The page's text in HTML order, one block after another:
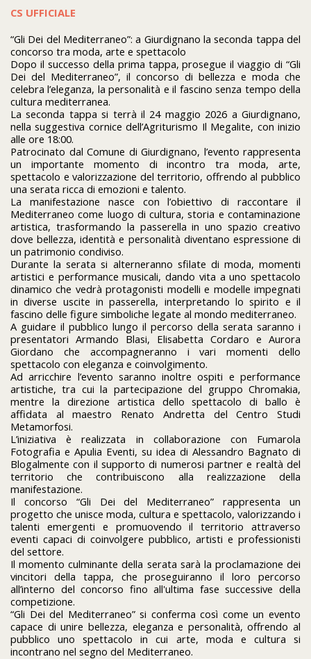
CS UFFICIALE
“Gli Dei del Mediterraneo”: a Giurdignano la seconda tappa del
concorso tra moda, arte e spettacolo
Dopo il successo della prima tappa, prosegue il viaggio di “Gli
Dei del Mediterraneo”, il concorso di bellezza e moda che
celebra l’eleganza, la personalità e il fascino senza tempo della
cultura mediterranea.
La seconda tappa si terrà il 24 maggio 2026 a Giurdignano,
nella suggestiva cornice dell’Agriturismo Il Megalite, con inizio
alle ore 18:00.
Patrocinato dal Comune di Giurdignano, l’evento rappresenta
un importante momento di incontro tra moda, arte,
spettacolo e valorizzazione del territorio, offrendo al pubblico
una serata ricca di emozioni e talento.
La manifestazione nasce con l’obiettivo di raccontare il
Mediterraneo come luogo di cultura, storia e contaminazione
artistica, trasformando la passerella in uno spazio creativo
dove bellezza, identità e personalità diventano espressione di
un patrimonio condiviso.
Durante la serata si alterneranno sfilate di moda, momenti
artistici e performance musicali, dando vita a uno spettacolo
dinamico che vedrà protagonisti modelli e modelle impegnati
in diverse uscite in passerella, interpretando lo spirito e il
fascino delle figure simboliche legate al mondo mediterraneo.
A guidare il pubblico lungo il percorso della serata saranno i
presentatori Armando Blasi, Elisabetta Cordaro e Aurora
Giordano che accompagneranno i vari momenti dello
spettacolo con eleganza e coinvolgimento.
Ad arricchire l’evento saranno inoltre ospiti e performance
artistiche, tra cui la partecipazione del gruppo Chromakia,
mentre la direzione artistica dello spettacolo di ballo è
affidata al maestro Renato Andretta del Centro Studi
Metamorfosi.
L’iniziativa è realizzata in collaborazione con Fumarola
Fotografia e Apulia Eventi, su idea di Alessandro Bagnato di
Blogalmente con il supporto di numerosi partner e realtà del
territorio che contribuiscono alla realizzazione della
manifestazione.
Il concorso “Gli Dei del Mediterraneo” rappresenta un
progetto che unisce moda, cultura e spettacolo, valorizzando i
talenti emergenti e promuovendo il territorio attraverso
eventi capaci di coinvolgere pubblico, artisti e professionisti
del settore.
Il momento culminante della serata sarà la proclamazione dei
vincitori della tappa, che proseguiranno il loro percorso
all’interno del concorso fino all'ultima fase successive della
competizione.
“Gli Dei del Mediterraneo” si conferma così come un evento
capace di unire bellezza, eleganza e personalità, offrendo al
pubblico uno spettacolo in cui arte, moda e cultura si
incontrano nel segno del Mediterraneo.